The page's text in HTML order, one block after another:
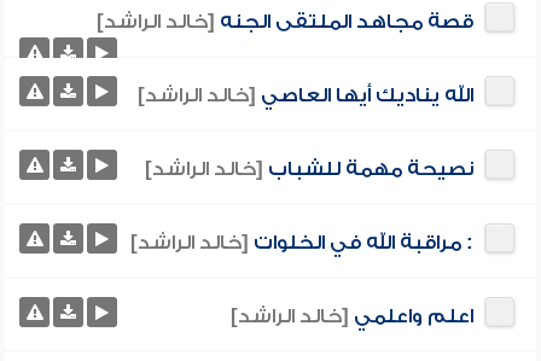
قصة مجاهد الملتقى الجنه [خالد الراشد]
الله يناديك أيها العاصي [خالد الراشد]
نصيحة مهمة للشباب [خالد الراشد]
: مراقبة الله في الخلوات [خالد الراشد]
اعلم واعلمي [خالد الراشد]